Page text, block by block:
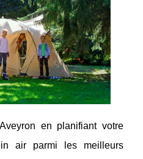
en planifiant votre
air parmi les meilleurs